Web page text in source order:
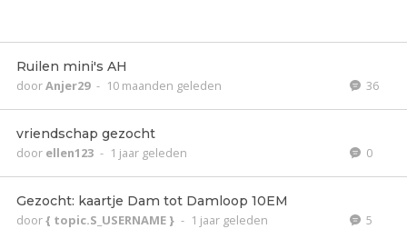
Ruilen mini's AH
doorAnjer29 - 10 maanden geleden 36
vriendschap gezocht
door ellen123 - 1 jaar geleden 0
Gezocht: kaartje Dam tot Damloop 10EM
door{ topic.S_USERNAME } - 1 jaar geleden 5